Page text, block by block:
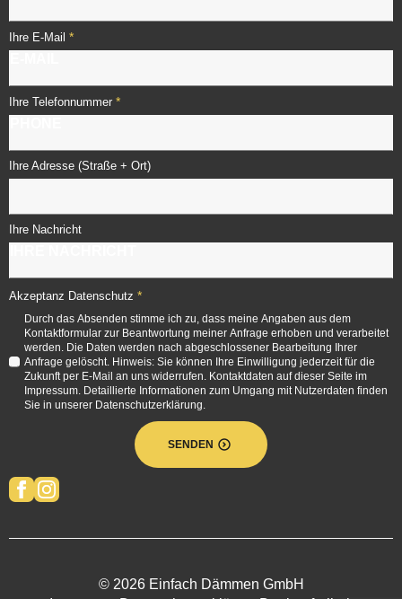
Ihre E-Mail *
Ihre Telefonnummer *
Ihre Adresse (Straße + Ort)
Ihre Nachricht
Akzeptanz Datenschutz *
Durch das Absenden stimme ich zu, dass meine Angaben aus dem
Kontaktformular zur Beantwortung meiner Anfrage erhoben und verarbeitet
werden. Die Daten werden nach abgeschlossener Bearbeitung Ihrer
Anfrage gelöscht. Hinweis: Sie können Ihre Einwilligung jederzeit für die
Zukunft per E-Mail an uns widerrufen. Kontaktdaten auf dieser Seite im
Impressum. Detaillierte Informationen zum Umgang mit Nutzerdaten finden
Sie in unserer Datenschutzerklärung.
SENDEN
© 2026 Einfach Dämmen GmbH